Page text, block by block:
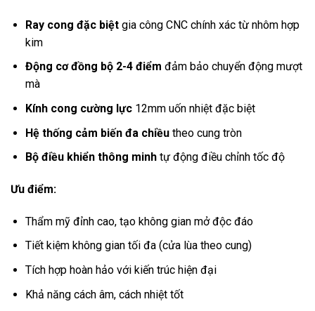
Ray cong đặc biệtgia công CNC chính xác từ nhôm hợp
kim
Động cơ đồng bộ 2-4 điểm đảm bảo chuyển động mượt
mà
Kính cong cường lực12mm uốn nhiệt đặc biệt
Hệ thống cảm biến đa chiềutheo cung tròn
Bộ điều khiển thông minhtự động điều chỉnh tốc độ
Ưu điểm:
Thẩm mỹ đỉnh cao, tạo không gian mở độc đáo
Tiết kiệm không gian tối đa (cửa lùa theo cung)
Tích hợp hoàn hảo với kiến trúc hiện đại
Khả năng cách âm, cách nhiệt tốt